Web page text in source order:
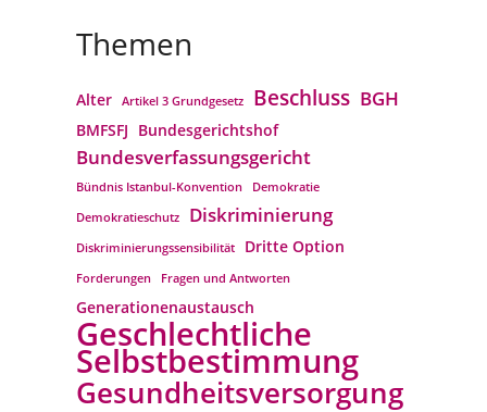
Themen
Alter Artikel 3 Grundgesetz Beschluss BGH
BMFSFJ Bundesgerichtshof
Bundesverfassungs­gericht
Bündnis Istanbul-Konvention
Demokratie
Demokratieschutz
Diskriminierung
Diskriminierungssensibilität Dritte Option
Forderungen Fragen und Antworten
Generationenaustausch
Geschlechtliche
Selbstbestimmung
Gesundheitsversorgung